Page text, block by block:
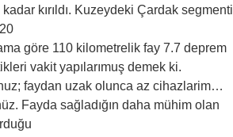
kırıldı. Kuzeydeki Çardak segmenti
göre 110 kilometrelik fay 7.7 deprem
vakit yapılarımuş demek ki.
faydan uzak olunca az cihazlarim…
Fayda sağladığın daha mühim olan